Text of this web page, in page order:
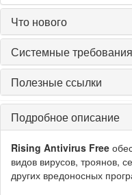
Что нового
Системные требования
Полезные ссылки
Подробное описание
Rising Antivirus Free
видов вирусов, троянов,
других вредоносных